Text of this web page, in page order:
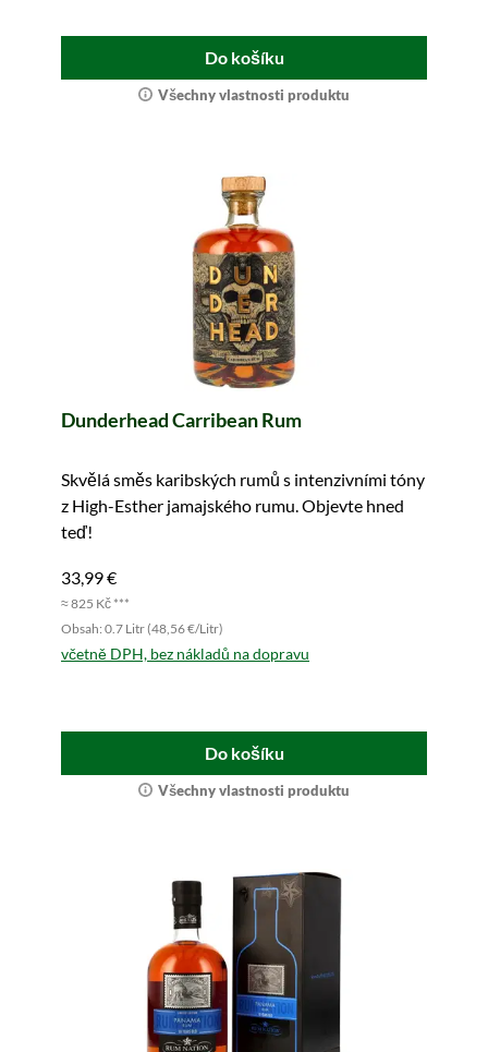
Do košíku
Všechny vlastnosti produktu
Dunderhead Carribean Rum
Skvělá směs karibských rumů s intenzivními tóny
z High-Esther jamajského rumu. Objevte hned
teď!
33,99 €
≈ 825 Kč ***
Obsah: 0.7 Litr (48,56 €/Litr)
včetně DPH, bez nákladů na dopravu
Do košíku
Všechny vlastnosti produktu